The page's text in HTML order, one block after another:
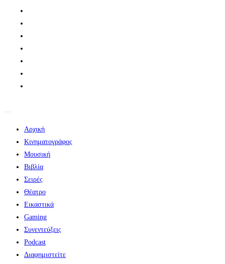
Αρχική
Κινηματογράφος
Μουσική
Βιβλία
Σειρές
Θέατρο
Εικαστικά
Gaming
Συνεντεύξεις
Podcast
Διαφημιστείτε